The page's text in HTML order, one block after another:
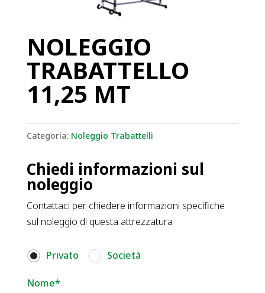
NOLEGGIO
TRABATTELLO
11,25 MT
Categoria: Noleggio Trabattelli
Chiedi informazioni sul
noleggio
Contattaci per chiedere informazioni specifiche
sul noleggio di questa attrezzatura
Privato Società
Nome*